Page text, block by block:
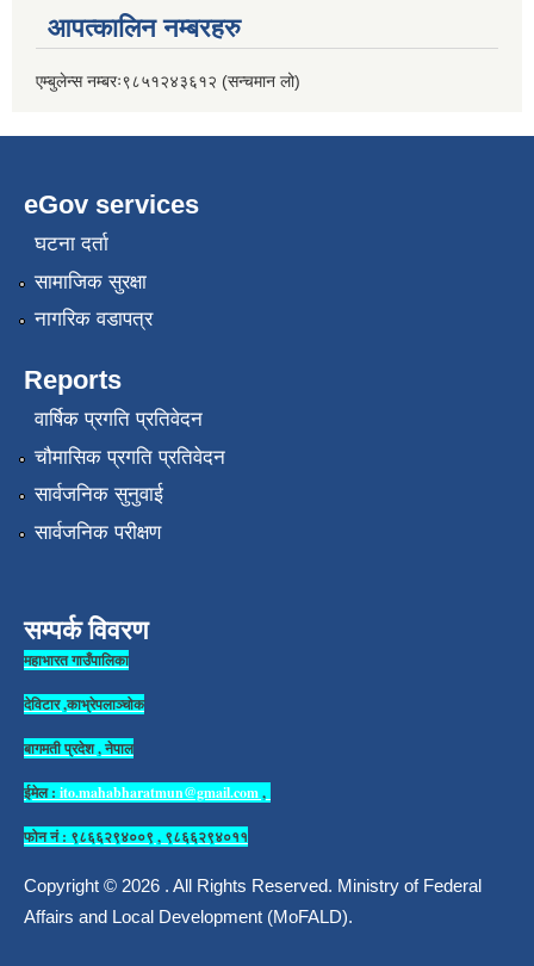
आपत्कालिन नम्बरहरु
एम्बुलेन्स नम्बरः९८५१२४३६१२ (सन्चमान लो)
eGov services
घटना दर्ता
सामाजिक सुरक्षा
नागरिक वडापत्र
Reports
वार्षिक प्रगति प्रतिवेदन
चौमासिक प्रगति प्रतिवेदन
सार्वजनिक सुनुवाई
सार्वजनिक परीक्षण
सम्पर्क विवरण
महाभारत गाउँपालिका
देविटार ,काभ्रेपलाञ्चोक
बागमती प्रदेश , नेपाल
ईमेल : ito.mahabharatmun@gmail.com,
फोन नं : ९८६६२९४००९ , ९८६६२९४०११
Copyright © 2026 . All Rights Reserved. Ministry of Federal
Affairs and Local Development (MoFALD).